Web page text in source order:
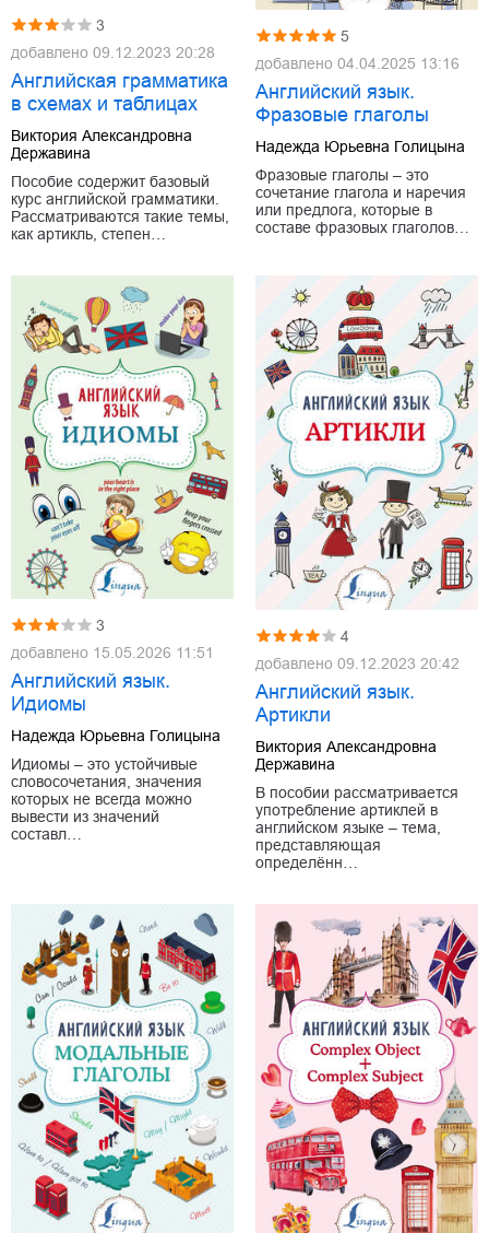
3
добавлено 09.12.2023 20:28
Английская грамматика
в схемах и таблицах
Виктория Александровна
Державина
Пособие содержит базовый
курс английской грамматики.
Рассматриваются такие темы,
как артикль, степен…
5
добавлено 04.04.2025 13:16
Английский язык.
Фразовые глаголы
Надежда Юрьевна Голицына
Фразовые глаголы – это
сочетание глагола и наречия
или предлога, которые в
составе фразовых глаголов…
3
добавлено 15.05.2026 11:51
Английский язык.
Идиомы
Надежда Юрьевна Голицына
Идиомы – это устойчивые
словосочетания, значения
которых не всегда можно
вывести из значений
составл…
4
добавлено 09.12.2023 20:42
Английский язык.
Артикли
Виктория Александровна
Державина
В пособии рассматривается
употребление артиклей в
английском языке – тема,
представляющая
определённ…